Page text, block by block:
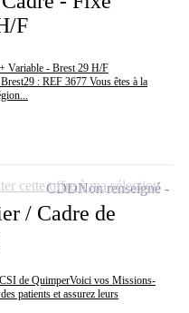
F
Variable - Brest 29 H/F
: REF 3677 Vous êtes à la
/ Cadre de
de QuimperVoici vos Missions-
patients et assurez leurs
CDDNon renseigné
cette offre à ma sélection